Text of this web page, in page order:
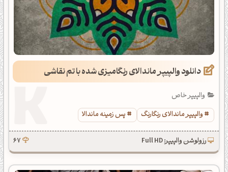
دانلود والپیپر ماندالای رنگامیزی شده با تم نقاشی
والپیپر خاص
والپیپر ماندالای رنگارنگ
پس زمینه ماندالا
رزولوشن والپیپر: Full HD 67